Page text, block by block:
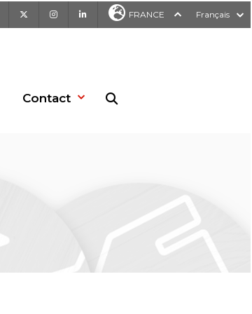
Youtube InstagramLinkedIn FRANCE Français
Contact